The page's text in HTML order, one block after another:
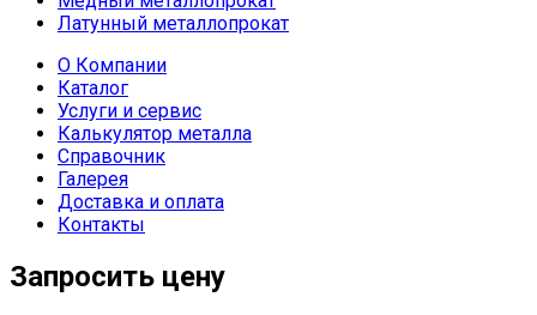
Латунный металлопрокат
О Компании
Каталог
Услуги и сервис
Калькулятор металла
Справочник
Галерея
Доставка и оплата
Контакты
Запросить цену